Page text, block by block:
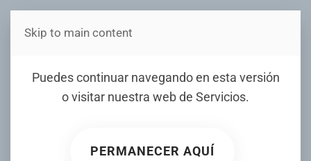
Estás en Telenord Medios
Puedes continuar navegando en esta versión
o visitar nuestra web de Servicios.
PERMANECER AQUÍ
Skip to main content
Derrumbe de carretera
mantiene preocupados a
ESCRITO POR TELENORD EL 18 JUNIO 2025